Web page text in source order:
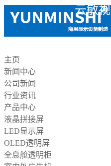
主页
新闻中心
公司新闻
行业资讯
产品中心
液晶拼接屏
LED显示屏
OLED透明屏
全息舱透明柜
云敏视